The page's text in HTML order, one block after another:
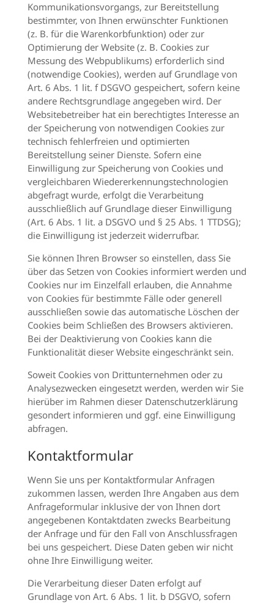
Kommunikationsvorgangs, zur Bereitstellung
bestimmter, von Ihnen erwünschter Funktionen
(z. B. für die Warenkorbfunktion) oder zur
Optimierung der Website (z. B. Cookies zur
Messung des Webpublikums) erforderlich sind
(notwendige Cookies), werden auf Grundlage von
Art. 6 Abs. 1 lit. f DSGVO gespeichert, sofern keine
andere Rechtsgrundlage angegeben wird. Der
Websitebetreiber hat ein berechtigtes Interesse an
der Speicherung von notwendigen Cookies zur
technisch fehlerfreien und optimierten
Bereitstellung seiner Dienste. Sofern eine
Einwilligung zur Speicherung von Cookies und
vergleichbaren Wiedererkennungstechnologien
abgefragt wurde, erfolgt die Verarbeitung
ausschließlich auf Grundlage dieser Einwilligung
(Art. 6 Abs. 1 lit. a DSGVO und § 25 Abs. 1 TTDSG);
die Einwilligung ist jederzeit widerrufbar.
Sie können Ihren Browser so einstellen, dass Sie
über das Setzen von Cookies informiert werden und
Cookies nur im Einzelfall erlauben, die Annahme
von Cookies für bestimmte Fälle oder generell
ausschließen sowie das automatische Löschen der
Cookies beim Schließen des Browsers aktivieren.
Bei der Deaktivierung von Cookies kann die
Funktionalität dieser Website eingeschränkt sein.
Soweit Cookies von Drittunternehmen oder zu
Analysezwecken eingesetzt werden, werden wir Sie
hierüber im Rahmen dieser Datenschutzerklärung
gesondert informieren und ggf. eine Einwilligung
abfragen.
Kontaktformular
Wenn Sie uns per Kontaktformular Anfragen
zukommen lassen, werden Ihre Angaben aus dem
Anfrageformular inklusive der von Ihnen dort
angegebenen Kontaktdaten zwecks Bearbeitung
der Anfrage und für den Fall von Anschlussfragen
bei uns gespeichert. Diese Daten geben wir nicht
ohne Ihre Einwilligung weiter.
Die Verarbeitung dieser Daten erfolgt auf
Grundlage von Art. 6 Abs. 1 lit. b DSGVO, sofern